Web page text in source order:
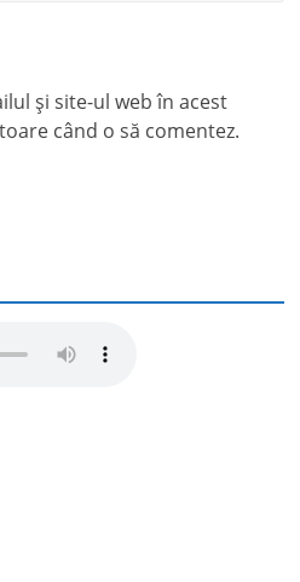
și site-ul web în acest
când o să comentez.